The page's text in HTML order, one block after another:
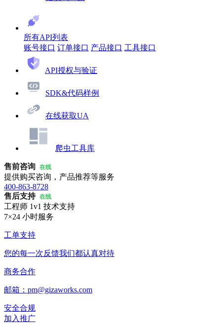
所有API列表
账号接口 订单接口 产品接口 工具接口
API授权与验证
SDK&代码样例
在线获取UA
爬虫工具库
售前咨询 在线
提供购买咨询，产品推荐等服务
400-863-8728
售后支持 在线
工程师 1v1 技术支持
7×24 小时服务
工单支持
您的每一次反馈我们都认真对待
商务合作
邮箱：pm@gizaworks.com
安全合规
加入推广